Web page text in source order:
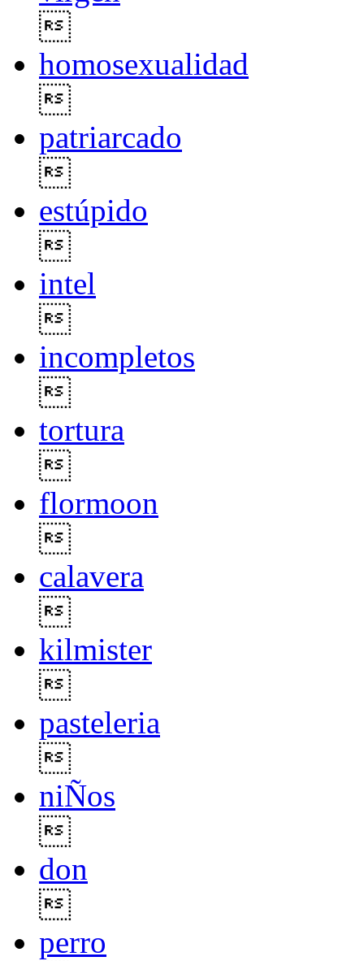
homosexualidad
patriarcado
estúpido
intel
incompletos
tortura
flormoon
calavera
kilmister
pasteleria
niÑos
don
perro